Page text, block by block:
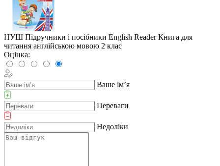
НУШ Підручники і посібники English Reader Книга для
читання англійською мовою 2 клас
Оцінка:
Ваше ім’я
Переваги
Недоліки